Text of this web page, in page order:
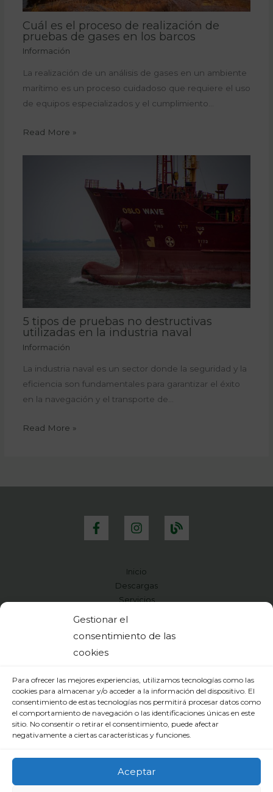
Gestionar el
consentimiento de las
cookies
Para ofrecer las mejores experiencias, utilizamos tecnologías como las
cookies para almacenar y/o acceder a la información del dispositivo. El
consentimiento de estas tecnologías nos permitirá procesar datos como
el comportamiento de navegación o las identificaciones únicas en este
sitio. No consentir o retirar el consentimiento, puede afectar
negativamente a ciertas características y funciones.
Aceptar
Cuál es el proceso de realización de
pruebas de gases en los barcos
Información
La realización de un análisis de gases en un ambiente
marítimo es un proceso cuidadoso que requiere el uso
de equipos especializados y el cumplimiento…
Read More »
5 tipos de pruebas no destructivas
utilizadas en la industria naval
Información
La industria naval es un sector donde la seguridad y la
eficiencia son fundamentales para garantizar el éxito
en la navegación y el transporte de…
Read More »
Inicio
Descargas
Servicios
Presupuesto
Calidad Medioambiental
Diseño y Servicio Web TechLyG
Aviso Legal